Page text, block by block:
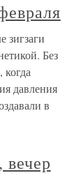
зигзаги
Без
давления
в